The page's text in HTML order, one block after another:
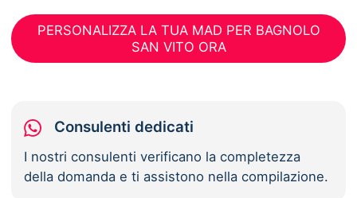
PERSONALIZZA LA TUA MAD PER BAGNOLO
SAN VITO ORA
Consulenti dedicati
I nostri consulenti verificano la completezza
della domanda e ti assistono nella compilazione.